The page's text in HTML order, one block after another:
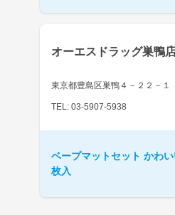
オーエスドラッグ巣鴨
東京都豊島区巣鴨４－２２－１
TEL: 03-5907-5938
ベープマットセット かわ
枚入